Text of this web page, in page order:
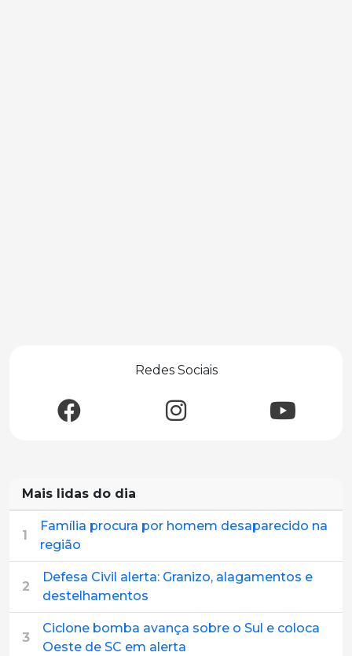
Redes Sociais
Mais lidas do dia
1
Família procura por homem desaparecido na
região
2
Defesa Civil alerta: Granizo, alagamentos e
destelhamentos
3
Ciclone bomba avança sobre o Sul e coloca
Oeste de SC em alerta